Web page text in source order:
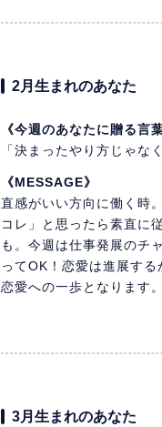
2月生まれのあなた
《今週のあなたに贈る言葉
「決まったやり方じゃな
《MESSAGE》
直感がいい方向に働く時
コレ」と思ったら素直に
も。今週は仕事発展のチ
ってOK！恋愛は進展す
恋愛への一歩となります。
3月生まれのあなた